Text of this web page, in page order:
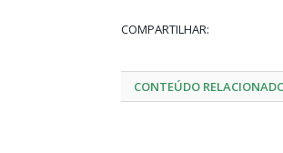
COMPARTILHAR:
CONTEÚDO